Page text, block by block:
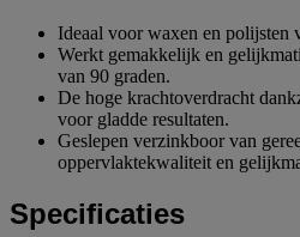
Ideaal voor waxen en polijsten
Werkt gemakkelijk en
van 90 graden.
De hoge krachtoverdracht
voor gladde resultaten.
Geslepen verzinkboor van
oppervlaktekwaliteit en
Specificaties